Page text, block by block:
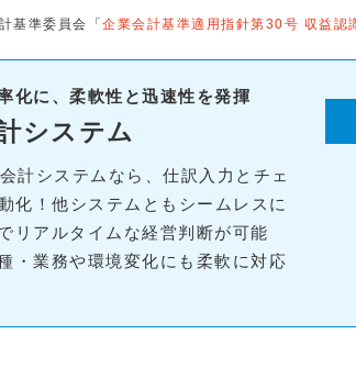
基準委員会「企業会計基準適⽤指針第30号 収益認
化に、柔軟性と迅速性を発揮
システム
計システムなら、仕訳入力とチェ
化！他システムともシームレスに
リアルタイムな経営判断が可能
・業務や環境変化にも柔軟に対応